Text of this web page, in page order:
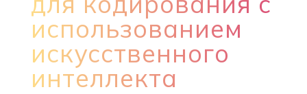
использованием
искусственного
интеллекта